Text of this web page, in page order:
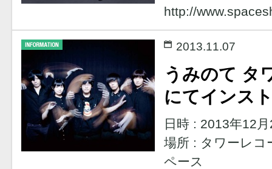
http://
2013.11.07
うみのて タ
にてインス
日時 : 2013年12
場所 : タワーレコ
ペース